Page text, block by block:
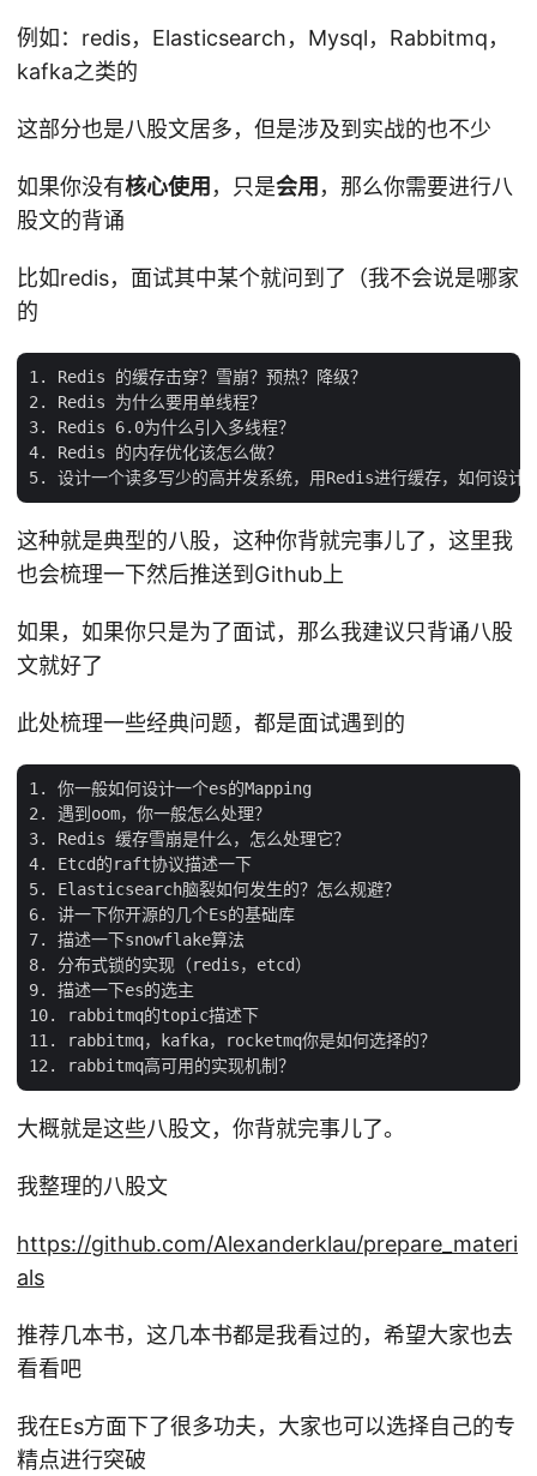
例如：redis，Elasticsearch，Mysql，Rabbitmq，
kafka之类的
这部分也是八股文居多，但是涉及到实战的也不少
如果你没有核心使用 ，只是会用 ，那么你需要进行八
股文的背诵
比如redis，面试其中某个就问到了（我不会说是哪家
的
1. Redis 的缓存击穿？雪崩？预热？降级？
2. Redis 为什么要用单线程？
3. Redis 6.0为什么引入多线程？
4. Redis 的内存优化该怎么做？
这种就是典型的八股，这种你背就完事儿了，这里我
也会梳理一下然后推送到Github上
如果，如果你只是为了面试，那么我建议只背诵八股
文就好了
此处梳理一些经典问题，都是面试遇到的
1. 你一般如何设计一个es的Mapping
2. 遇到oom，你一般怎么处理？
3. Redis 缓存雪崩是什么，怎么处理它？
4. Etcd的raft协议描述一下
5. Elasticsearch脑裂如何发生的？怎么规避？
6. 讲一下你开源的几个Es的基础库
7. 描述一下snowflake算法
8. 分布式锁的实现（redis，etcd）
9. 描述一下es的选主
10. rabbitmq的topic描述下
11. rabbitmq，kafka，rocketmq你是如何选择的？
大概就是这些八股文，你背就完事儿了。
我整理的八股文
https://github.com/Alexanderklau/prepare_materi
als
推荐几本书，这几本书都是我看过的，希望大家也去
看看吧
我在Es方面下了很多功夫，大家也可以选择自己的专
精点进行突破